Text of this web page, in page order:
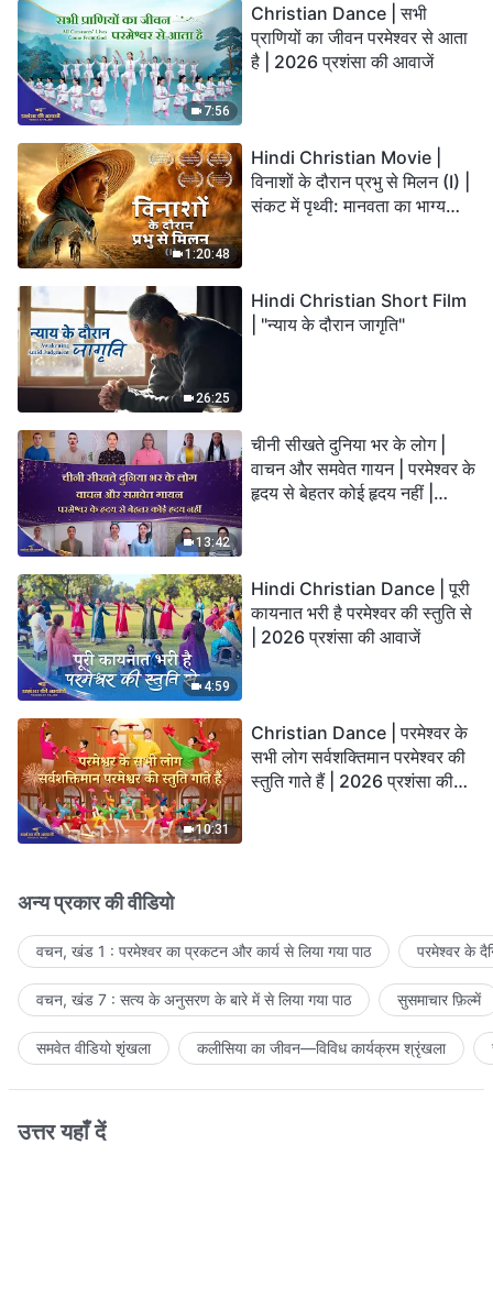
7:56
Christian Dance | सभी
प्राणियों का जीवन परमेश्वर से आता
है | 2026 प्रशंसा की आवाजें
1:20:48
Hindi Christian Movie |
विनाशों के दौरान प्रभु से मिलन (I) |
संकट में पृथ्वी: मानवता का भाग्य
26:25
Hindi Christian Short Film
| "न्याय के दौरान जागृति"
13:42
चीनी सीखते दुनिया भर के लोग |
वाचन और समवेत गायन | परमेश्वर के
हृदय से बेहतर कोई हृदय नहीं |
4:59
Hindi Christian Dance | पूरी
कायनात भरी है परमेश्वर की स्तुति से
| 2026 प्रशंसा की आवाजें
10:31
Christian Dance | परमेश्वर के
सभी लोग सर्वशक्तिमान परमेश्वर की
स्तुति गाते हैं | 2026 प्रशंसा की
अन्य प्रकार की वीडियो
वचन, खंड 1 : परमेश्वर का प्रकटन और कार्य से लिया गया पाठ परमेश्वर के
वचन, खंड 7 : सत्य के अनुसरण के बारे में से लिया गया पाठ सुसमाचार फ़िल्में
समवेत वीडियो शृंखला कलीसिया का जीवन—विविध कार्यक्रम श्रृंखला
उत्तर यहाँ दें